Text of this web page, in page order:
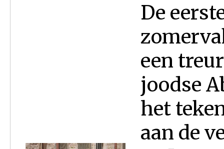
De
een
joodse
het
aan de